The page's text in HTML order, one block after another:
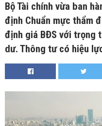
Bộ Tài chính vừa ban
định Chuẩn mực thẩm
định giá BĐS với trọng
dư. Thông tư có hiệu